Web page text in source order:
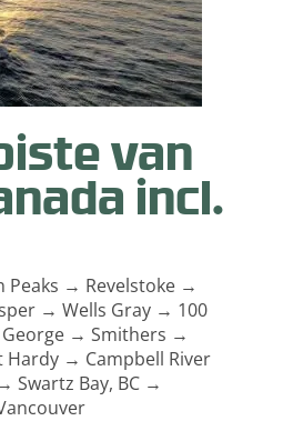
van
incl.
Peaks → Revelstoke →
→ Wells Gray → 100
→ Smithers →
→ Campbell River
Bay, BC →